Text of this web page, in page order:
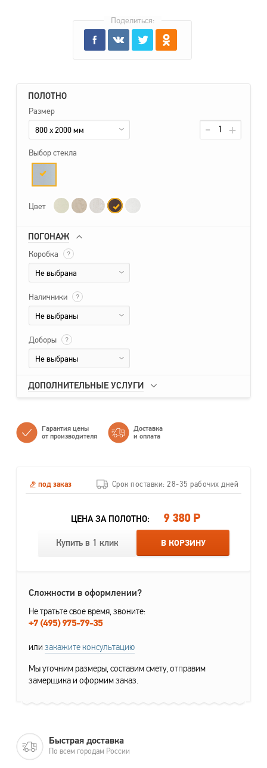
ПОЛОТНО
Размер
800 x 2000 мм
Выбор стекла
Цвет
ПОГОНАЖ
Коробка ?
Не выбрана
Наличники ?
Не выбраны
Доборы ?
Не выбраны
ДОПОЛНИТЕЛЬНЫЕ УСЛУГИ
Поделиться:
Гарантия цены
от производителя
Доставка
и оплата
под заказ Срок поставки: 28-35 рабочих дней
ЦЕНА ЗА ПОЛОТНО: 9 380 Р
Купить в 1 клик В КОРЗИНУ
Сложности в оформлении?
Не тратьте свое время, звоните:
+7 (495) 975-79-35
или закажите консультацию
Мы уточним размеры, составим смету, отправим
замерщика и оформим заказ.
Быстрая доставка
По всем городам России